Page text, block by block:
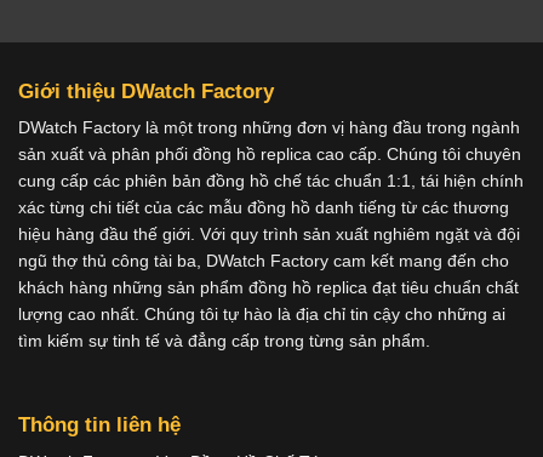
Giới thiệu DWatch Factory
DWatch Factory là một trong những đơn vị hàng đầu trong ngành
sản xuất và phân phối đồng hồ replica cao cấp. Chúng tôi chuyên
cung cấp các phiên bản đồng hồ chế tác chuẩn 1:1, tái hiện chính
xác từng chi tiết của các mẫu đồng hồ danh tiếng từ các thương
hiệu hàng đầu thế giới. Với quy trình sản xuất nghiêm ngặt và đội
ngũ thợ thủ công tài ba, DWatch Factory cam kết mang đến cho
khách hàng những sản phẩm đồng hồ replica đạt tiêu chuẩn chất
lượng cao nhất. Chúng tôi tự hào là địa chỉ tin cậy cho những ai
tìm kiếm sự tinh tế và đẳng cấp trong từng sản phẩm.
Thông tin liên hệ